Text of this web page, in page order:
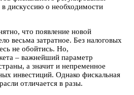
дискуссию о необходимости
что появление новой
весьма затратное. Без налоговых
не обойтись. Но,
– важнейший параметр
а значит и непременное
инвестиций. Однако фискальная
отличается в разы.